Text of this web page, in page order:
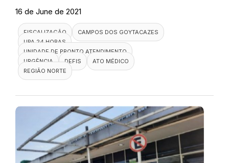
16 de June de 2021
FISCALIZAÇÃO
CAMPOS DOS GOYTACAZES
UPA 24 HORAS
UNIDADE DE PRONTO ATENDIMENTO
URGÊNCIA
DEFIS
ATO MÉDICO
REGIÃO NORTE